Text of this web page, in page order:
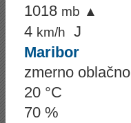
1018 mb ▲
4 km/h
J
Maribor
zmerno oblačno
20 °C
70 %